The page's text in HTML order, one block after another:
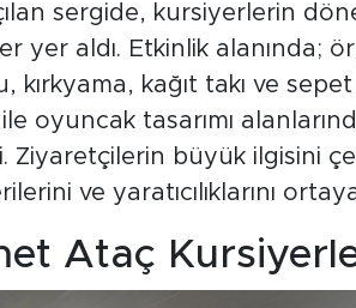
sergide, kursiyerlerin
yer aldı. Etkinlik alanında;
kağıt takı ve sepet
oyuncak tasarımı
Ziyaretçilerin büyük ilgisini
ve yaratıcılıklarını
Ataç